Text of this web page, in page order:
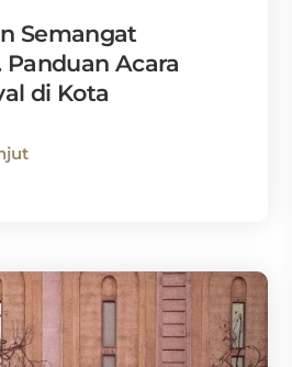
Semangat
Panduan Acara
di Kota